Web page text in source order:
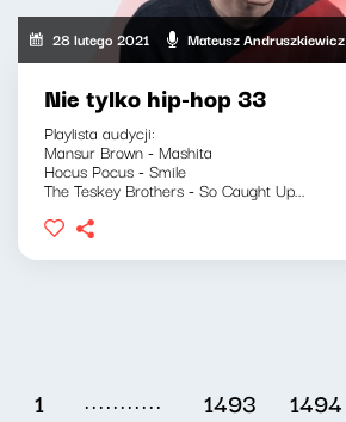
28 lutego 2021 Mateusz Andruszkiewicz
Nie tylko hip-hop 33
Playlista audycji:
Mansur Brown - Mashita
Hocus Pocus - Smile
The Teskey Brothers - So Caught Up...
1 ........... 1493 1494